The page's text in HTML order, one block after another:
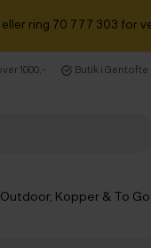
ring 70 777 303 for
1000,- Butik i Gentofte
Outdoor, Kopper & To Go